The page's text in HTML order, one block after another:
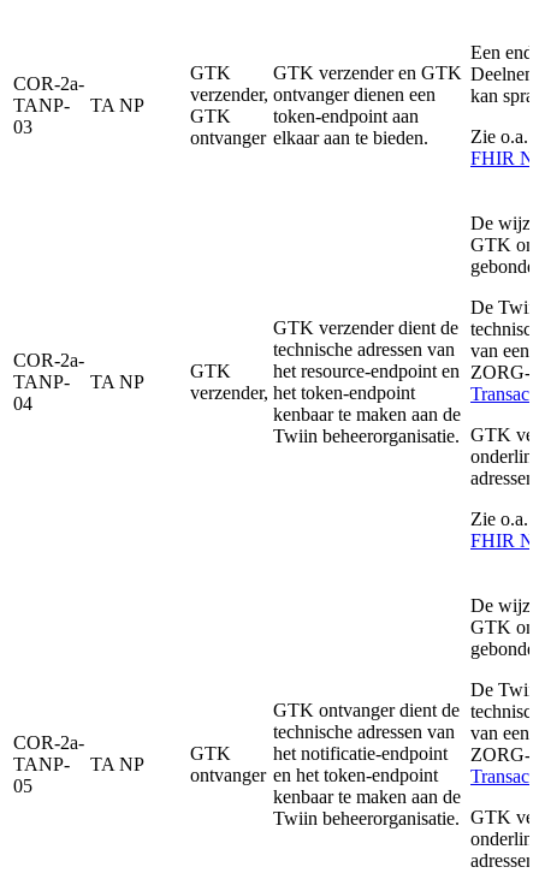
COR-2a-
TANP-
03
TA NP
GTK
verzender,
GTK
ontvanger
GTK verzender en GTK
ontvanger dienen een
token-endpoint aan
elkaar aan te bieden.
Een
kan
Zie o.a.
FHIR
COR-2a-
TANP-
04
TA NP
GTK
verzender,
GTK verzender dient de
technische adressen van
het resource-endpoint en
het token-endpoint
kenbaar te maken aan de
Twiin beheerorganisatie.
De
GTK
De
van een
ZORG-
GTK
Zie o.a.
FHIR
COR-2a-
TANP-
05
TA NP
GTK
ontvanger
GTK ontvanger dient de
technische adressen van
het notificatie-endpoint
en het token-endpoint
kenbaar te maken aan de
Twiin beheerorganisatie.
De
GTK
De
van een
ZORG-
GTK